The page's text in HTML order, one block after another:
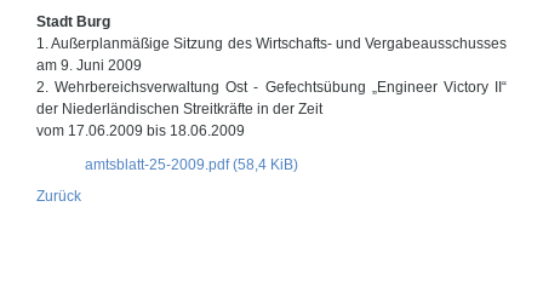
Stadt Burg
1. Außerplanmäßige Sitzung des Wirtschafts- und Vergabeausschusses
am 9. Juni 2009
2. Wehrbereichsverwaltung Ost - Gefechtsübung „Engineer Victory II“
der Niederländischen Streitkräfte in der Zeit
vom 17.06.2009 bis 18.06.2009
amtsblatt-25-2009.pdf(58,4 KiB)
Zurück